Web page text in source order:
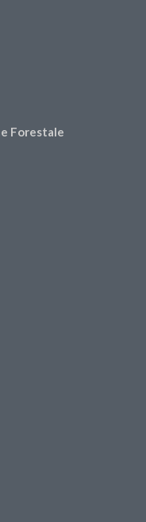
Forestale